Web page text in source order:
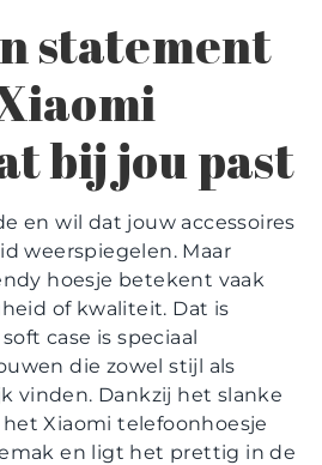
statement
bij jou past
en wil dat jouw accessoires
weerspiegelen. Maar
hoesje betekent vaak
of kwaliteit. Dat is
case is speciaal
die zowel stijl als
vinden. Dankzij het slanke
Xiaomi telefoonhoesje
en ligt het prettig in de